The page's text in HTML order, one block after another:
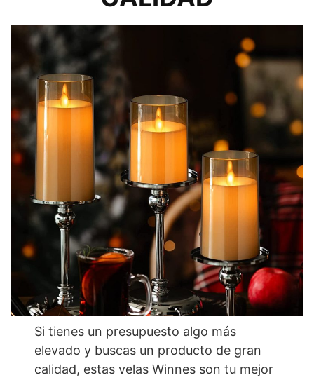
Si tienes un presupuesto algo más
elevado y buscas un producto de gran
calidad, estas velas Winnes son tu mejor